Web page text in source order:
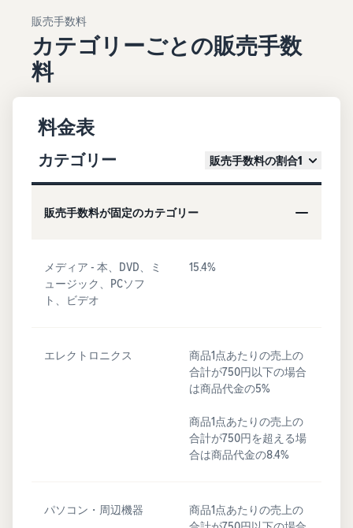
販売手数料
カテゴリーごとの販売手数
料
料金表
カテゴリー 販売手数料の割合1
販売手数料が固定のカテゴリー
メディア - 本、DVD、ミ
ュージック、PCソフ
ト、ビデオ
15.4%
エレクトロニクス
商品1点あたりの売上の
合計が750円以下の場合
は商品代金の5%
商品1点あたりの売上の
合計が750円を超える場
合は商品代金の8.4%
パソコン・周辺機器
商品1点あたりの売上の